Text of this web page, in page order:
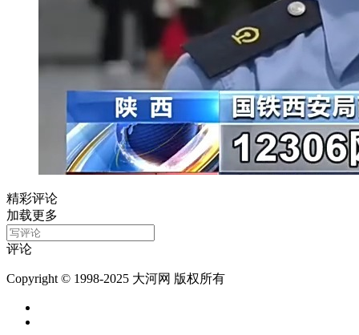
精彩评论
加载更多
评论
Copyright © 1998-2025 大河网 版权所有